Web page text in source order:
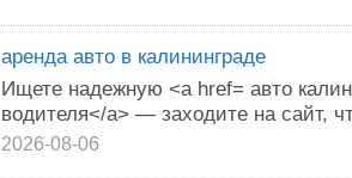
аренда авто в калининграде
Ищете надежную <a href= авто
водителя</a> — заходите на сайт,
2026-08-06